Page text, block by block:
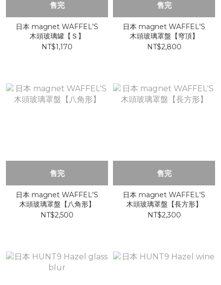
售完
日本 magnet WAFFEL'S
木頭玻璃罐【Ｓ】
NT$1,170
售完
日本 magnet WAFFEL'S
木頭玻璃罩盤【穹頂】
NT$2,800
售完
日本 magnet WAFFEL'S
木頭玻璃罩盤【八角形】
NT$2,500
售完
日本 magnet WAFFEL'S
木頭玻璃罩盤【長方形】
NT$2,300